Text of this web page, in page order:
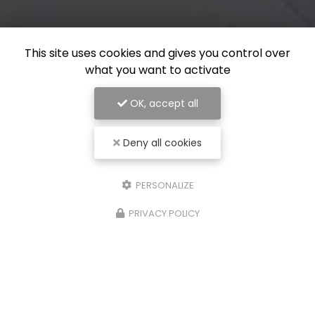
This site uses cookies and gives you control over
what you want to activate
OK, accept all
Deny all cookies
PERSONALIZE
PRIVACY POLICY